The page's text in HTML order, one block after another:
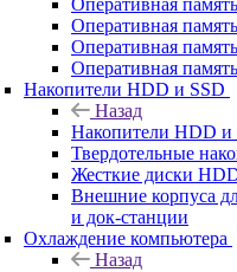
Оперативная память
Оперативная
Оперативная
Оперативная
Накопители HDD и SSD
Назад
Накопители HDD и
Твердотельные
Жесткие диски
Внешние корпуса
и док-станции
Охлаждение компьютера
Назад